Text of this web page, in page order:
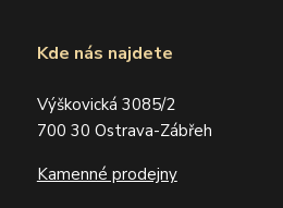
Kde nás najdete
Výškovická 3085/2
700 30 Ostrava-Zábřeh
Kamenné prodejny